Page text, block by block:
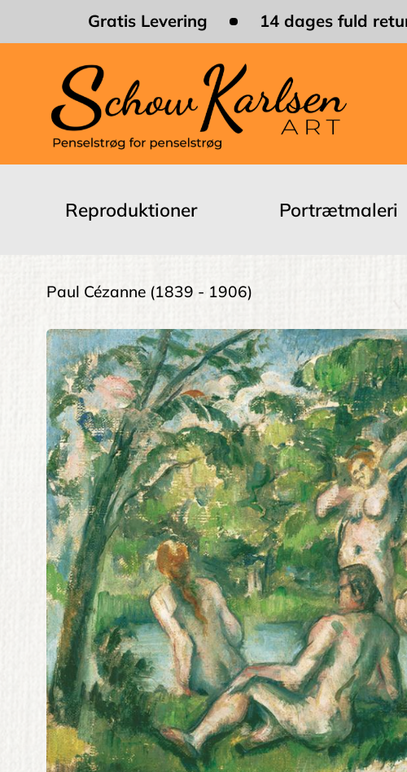
Gratis Levering 14 dages fuld
Reproduktioner Portrætmaleri
Breadcrumb
Paul Cézanne (1839 - 1906)